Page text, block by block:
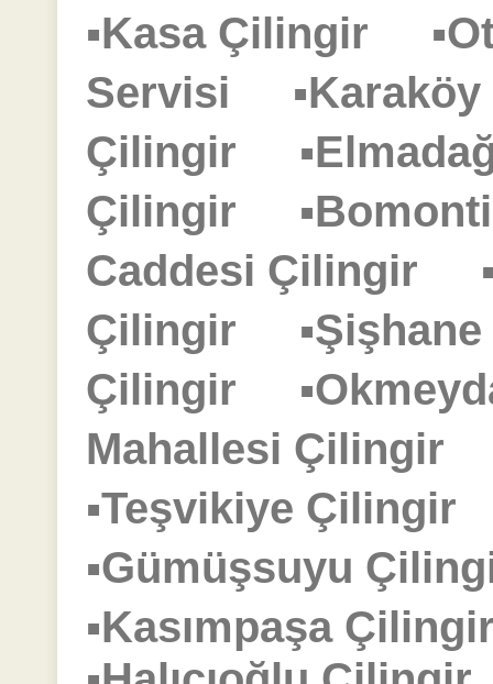
▪Kasa Çilingir
Servisi
Çilingir
Çilingir
Caddesi Çilingir
Çilingir
Çilingir
Mahallesi Çilingir
▪Teşvikiye
▪Gümüşsuyu
▪Kasımpaşa